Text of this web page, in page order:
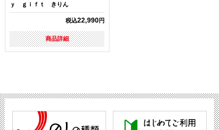
ｙ ｇｉｆｔ きりん
税込22,990円
商品詳細